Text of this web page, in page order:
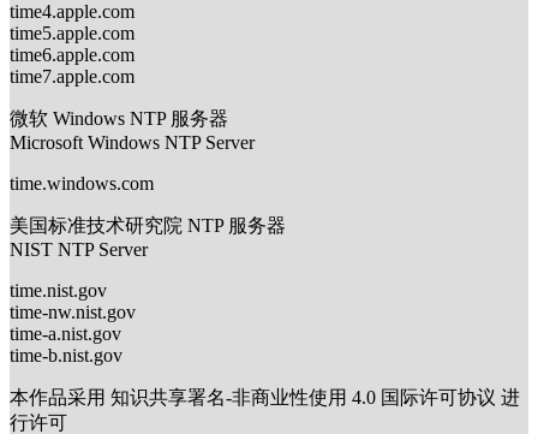
time4.apple.com
time5.apple.com
time6.apple.com
time7.apple.com
微软 Windows NTP 服务器
Microsoft Windows NTP Server
time.windows.com
美国标准技术研究院 NTP 服务器
NIST NTP Server
time.nist.gov
time-nw.nist.gov
time-a.nist.gov
time-b.nist.gov
本作品采用 知识共享署名-非商业性使用 4.0 国际许可协议 进
行许可